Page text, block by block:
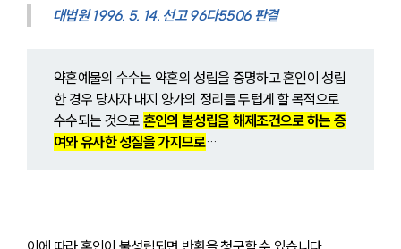
대법원 1996. 5. 14. 선고 96다5506 판결
약혼예물의 수수는 약혼의 성립을 증명하고 혼인이 성립
한 경우 당사자 내지 양가의 정리를 두텁게 할 목적으로
수수되는 것으로 혼인의 불성립을 해제조건으로 하는 증
여와 유사한 성질을 가지므로…